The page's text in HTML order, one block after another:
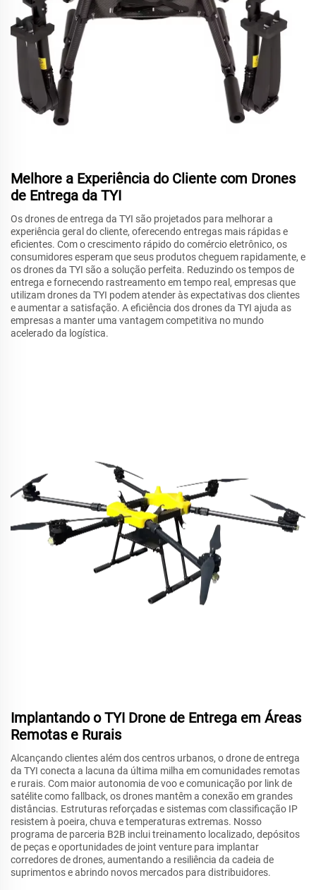
Melhore a Experiência do Cliente com Drones
de Entrega da TYI
Os drones de entrega da TYI são projetados para melhorar a
experiência geral do cliente, oferecendo entregas mais rápidas e
eficientes. Com o crescimento rápido do comércio eletrônico, os
consumidores esperam que seus produtos cheguem rapidamente, e
os drones da TYI são a solução perfeita. Reduzindo os tempos de
entrega e fornecendo rastreamento em tempo real, empresas que
utilizam drones da TYI podem atender às expectativas dos clientes
e aumentar a satisfação. A eficiência dos drones da TYI ajuda as
empresas a manter uma vantagem competitiva no mundo
acelerado da logística.
Implantando o TYI Drone de Entrega em Áreas
Remotas e Rurais
Alcançando clientes além dos centros urbanos, o drone de entrega
da TYI conecta a lacuna da última milha em comunidades remotas
e rurais. Com maior autonomia de voo e comunicação por link de
satélite como fallback, os drones mantêm a conexão em grandes
distâncias. Estruturas reforçadas e sistemas com classificação IP
resistem à poeira, chuva e temperaturas extremas. Nosso
programa de parceria B2B inclui treinamento localizado, depósitos
de peças e oportunidades de joint venture para implantar
corredores de drones, aumentando a resiliência da cadeia de
suprimentos e abrindo novos mercados para distribuidores.